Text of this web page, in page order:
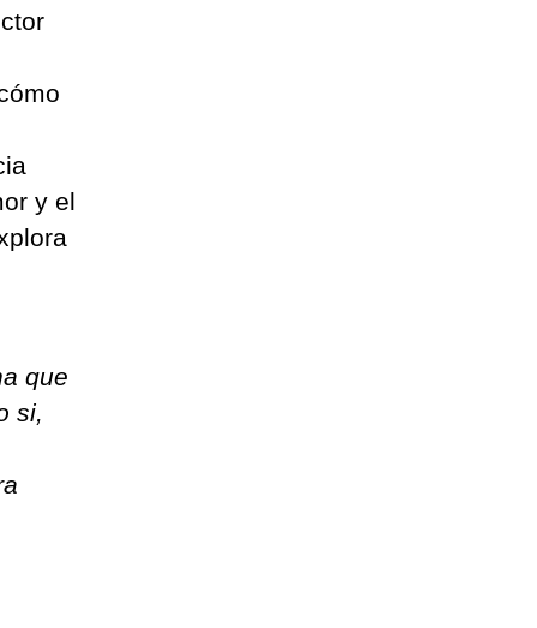
y el
que
si,